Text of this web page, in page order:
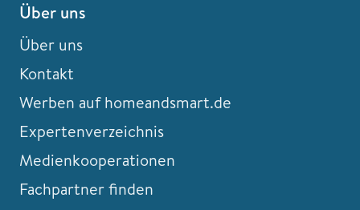
Über uns
Über uns
Kontakt
Werben auf homeandsmart.de
Expertenverzeichnis
Medienkooperationen
Fachpartner finden